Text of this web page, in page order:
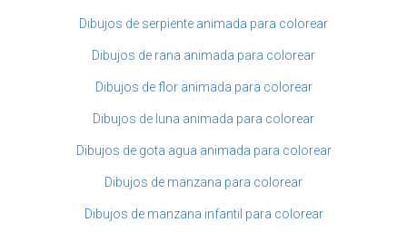
Dibujos de serpiente animada para colorear
Dibujos de rana animada para colorear
Dibujos de flor animada para colorear
Dibujos de luna animada para colorear
Dibujos de gota agua animada para colorear
Dibujos de manzana para colorear
Dibujos de manzana infantil para colorear